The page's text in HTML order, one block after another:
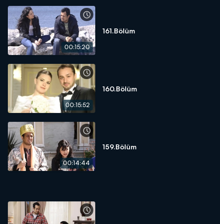
00:15:20
161.Bölüm
00:15:52
160.Bölüm
00:14:44
159.Bölüm